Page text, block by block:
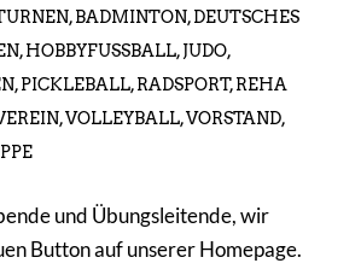
,BADMINTON,DEUTSCHES
,HOBBYFUSSBALL,JUDO,
,PICKLEBALL,RADSPORT,REHA
,VOLLEYBALL,VORSTAND,
und Übungsleitende, wir
Button auf unserer Homepage.